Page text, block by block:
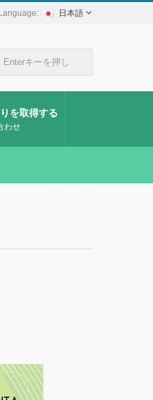
日本語
を取得する
わせ